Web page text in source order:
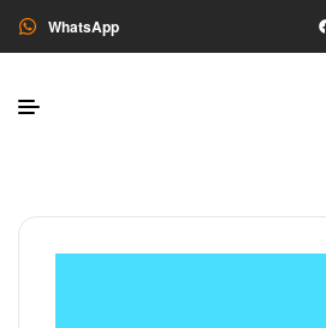
WhatsApp